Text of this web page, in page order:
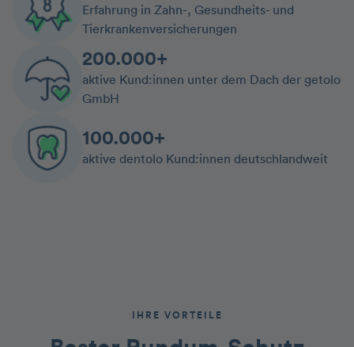
Erfahrung in Zahn-, Gesundheits- und
Tierkrankenversicherungen
200.000+
aktive Kund:innen unter dem Dach der getolo
GmbH
100.000+
aktive dentolo Kund:innen deutschlandweit
IHRE VORTEILE